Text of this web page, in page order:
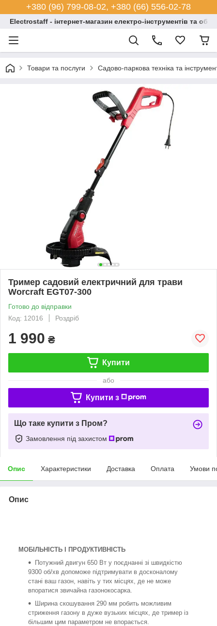
+380 (96) 799-08-02, +380 (66) 556-02-78
Electrostaff - інтернет-магазин електро-інструментів та
Товари та послуги Садово-паркова техніка та
Тример садовий електричний для трави
Worcraft EGT07-300
Готово до відправки
Код: 12016
Роздріб
1 990 ₴
Купити
або
Купити з
Що таке купити з Пром?
Замовлення під захистом
Опис Характеристики Доставка Оплата Умови
Опис
МОБІЛЬНІСТЬ І ПРОДУКТИВНІСТЬ
Потужний двигун 650 Вт у поєднанні зі швидкістю
9300 об/хв допоможе підтримувати в досконалому
стані ваш газон, навіть у тих місцях, де не може
впоратися звичайна газонокосарка.
Ширина скошування 290 мм робить можливим
стриження газону в дуже вузьких місцях, де тример із
більшим цим параметром не впорається.